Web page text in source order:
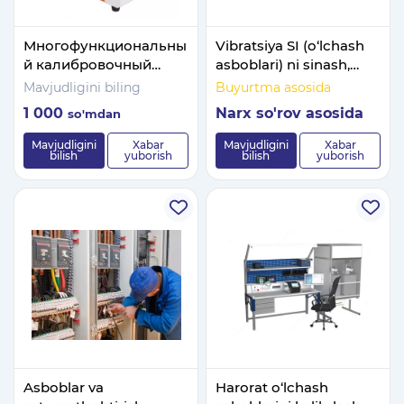
Многофункциональны
й калибровочный
прибор Калибратор
блока
Mavjudligini biling
1 000 so'mdan
Mavjudligini
bilish
Xabar
yuborish
Vibratsiya SI (o‘lchash
asboblari) ni sinash,
kalibrlash va ta’mirlash
stend
Buyurtma asosida
Narx so'rov asosida
Mavjudligini
bilish
Xabar
yuborish
Asboblar va
Harorat o‘lchash